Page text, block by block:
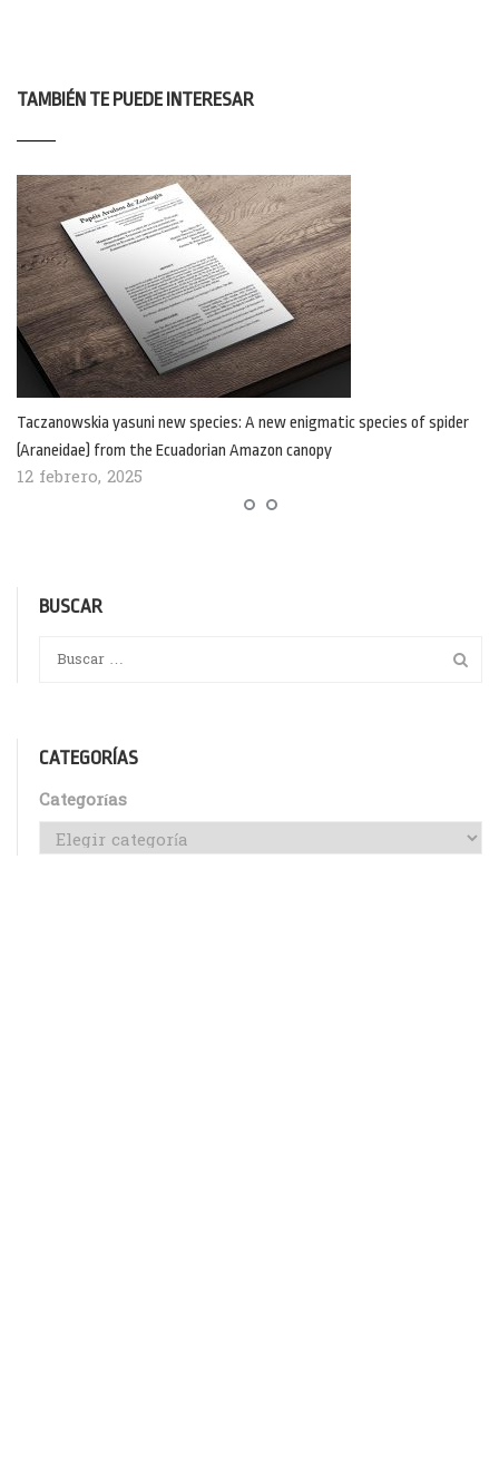
TAMBIÉN TE PUEDE INTERESAR
Taczanowskia yasuni new species: A new enigmatic species of spider
(Araneidae) from the Ecuadorian Amazon canopy
12 febrero, 2025
BUSCAR
CATEGORÍAS
Categorías